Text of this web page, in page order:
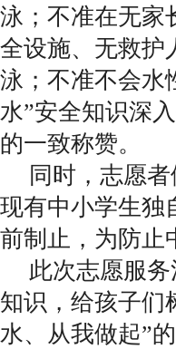
泳；不准在无家
全设施、无救护
泳；不准不会水
水”安全知识深
的一致称赞。
同时，志愿
现有中小学生独
前制止，为防止
此次志愿服
知识，给孩子们
水、从我做起”